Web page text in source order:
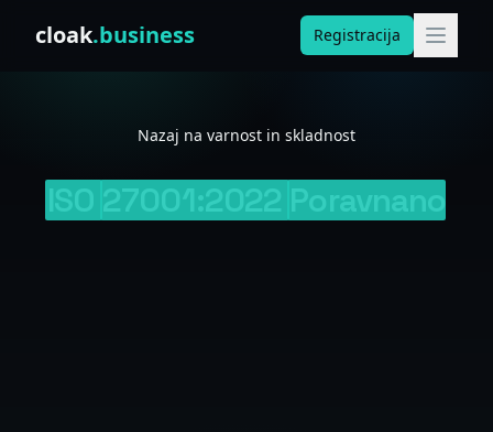
cloak.business Registracija
Nazaj na varnost in skladnost